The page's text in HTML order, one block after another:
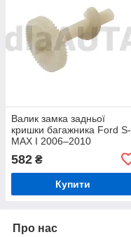
Валик замка задньої
кришки багажника Ford S-
MAX I 2006–2010
582 ₴
Купити
Про нас